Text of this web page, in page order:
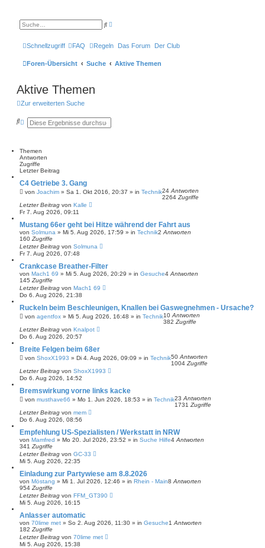
S
h
e i
Schnellzugriff FAQ Regeln Das Forum Der Club
Foren-Übersicht Suche Aktive Themen
Aktive Themen
Zur erweiterten Suche
S
e
E
i
t
e
r
e
S
c
h
Themen
Antworten
Zugriffe
Letzter Beitrag
C4 Getriebe 3. Gang
von Joachim » Sa 1. Okt 2016, 20:37 » in Technik24 Antworten
2264 Zugriffe
Letzter Beitrag von Kalle
Fr 7. Aug 2026, 09:11
Mustang 66er geht bei Hitze während der Fahrt aus
von Solmuna » Mi 5. Aug 2026, 17:59 » in Technik2 Antworten
160 Zugriffe
Letzter Beitrag von Solmuna
Fr 7. Aug 2026, 07:48
Crankcase Breather-Filter
von Mach1 69 » Mi 5. Aug 2026, 20:29 » in Gesuche4 Antworten
145 Zugriffe
Letzter Beitrag von Mach1 69
Do 6. Aug 2026, 21:38
Ruckeln beim Beschleunigen, Knallen bei Gaswegnehmen - Ursache?
von agentfox » Mi 5. Aug 2026, 16:48 » in Technik10 Antworten
382 Zugriffe
Letzter Beitrag von Knalpot
Do 6. Aug 2026, 20:57
Breite Felgen beim 68er
von ShoxX1993 » Di 4. Aug 2026, 09:09 » in Technik50 Antworten
1004 Zugriffe
Letzter Beitrag von ShoxX1993
Do 6. Aug 2026, 14:52
Bremswirkung vorne links kacke
von musthave66 » Mo 1. Jun 2026, 18:53 » in Technik23 Antworten
1731 Zugriffe
Letzter Beitrag von mem
Do 6. Aug 2026, 08:56
Empfehlung US-Spezialisten / Werkstatt in NRW
von Mamfred » Mo 20. Jul 2026, 23:52 » in Suche Hilfe4 Antworten
341 Zugriffe
Letzter Beitrag von GC-33
Mi 5. Aug 2026, 22:35
Einladung zur Partywiese am 8.8.2026
von Möstang » Mi 1. Jul 2026, 12:46 » in Rhein - Main8 Antworten
954 Zugriffe
Letzter Beitrag von FFM_GT390
Mi 5. Aug 2026, 16:15
Anlasser automatic
von 70lime met » So 2. Aug 2026, 11:30 » in Gesuche1 Antworten
182 Zugriffe
Letzter Beitrag von 70lime met
Mi 5. Aug 2026, 15:38